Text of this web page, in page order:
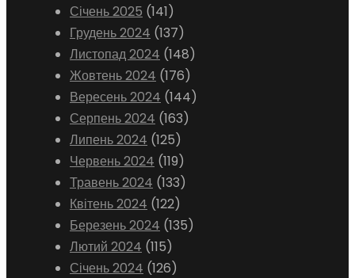
Січень 2025 (141)
Грудень 2024 (137)
Листопад 2024 (148)
Жовтень 2024 (176)
Вересень 2024 (144)
Серпень 2024 (163)
Липень 2024 (125)
Червень 2024 (119)
Травень 2024 (133)
Квітень 2024 (122)
Березень 2024 (135)
Лютий 2024 (115)
Січень 2024 (126)